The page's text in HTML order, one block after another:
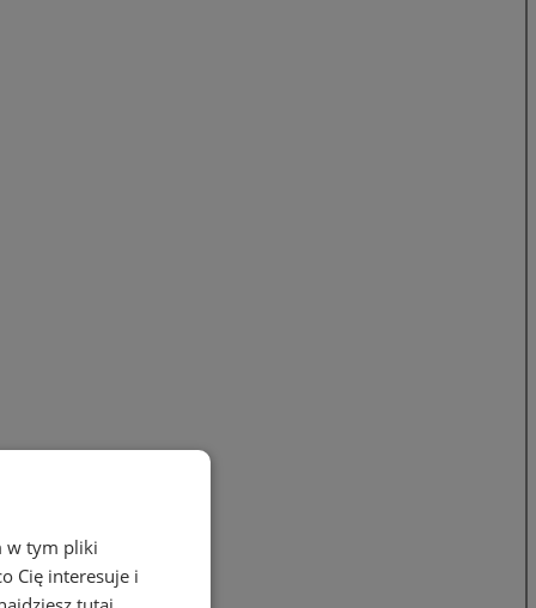
w tym pliki
Cię interesuje i